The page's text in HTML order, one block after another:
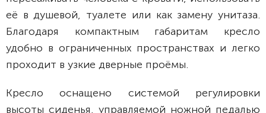
её в душевой, туалете или как замену унитаза.
Благодаря компактным габаритам кресло
удобно в ограниченных пространствах и легко
проходит в узкие дверные проёмы.
Кресло оснащено системой регулировки
высоты сиденья, управляемой ножной педалью